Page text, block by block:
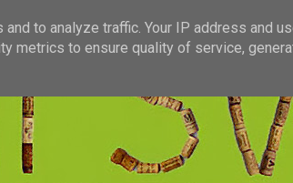
to analyze traffic. Your IP address and
metrics to ensure quality of service,